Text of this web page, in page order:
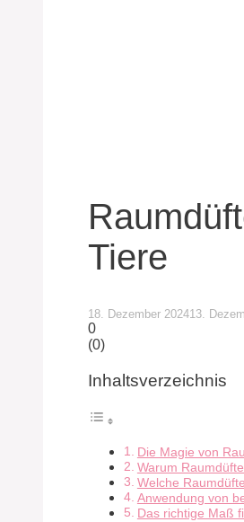
Tiere
18. Dezember 202413.
0
(0)
Inhaltsverzeichnis
Die Magie von
Warum
Welche
Anwendung von
Das richtige Maß